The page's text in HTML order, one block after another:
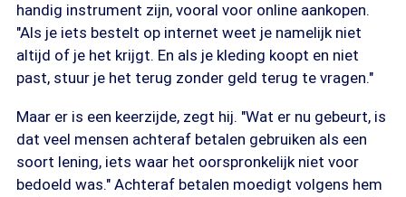
handig instrument zijn, vooral voor online aankopen.
"Als je iets bestelt op internet weet je namelijk niet
altijd of je het krijgt. En als je kleding koopt en niet
past, stuur je het terug zonder geld terug te vragen."
Maar er is een keerzijde, zegt hij. "Wat er nu gebeurt, is
dat veel mensen achteraf betalen gebruiken als een
soort lening, iets waar het oorspronkelijk niet voor
bedoeld was." Achteraf betalen moedigt volgens hem